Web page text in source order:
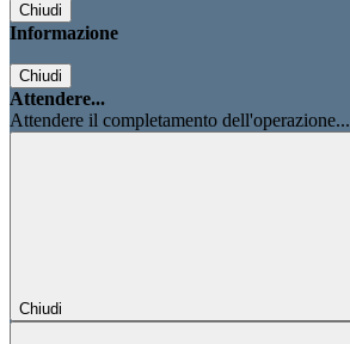
Chiudi
Informazione
Chiudi
Attendere...
Attendere il completamento dell'operazione...
Chiudi